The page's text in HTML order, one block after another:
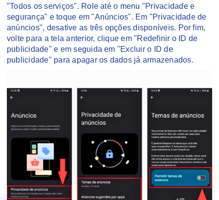
"Todos os serviços". Role até o menu "Privacidade e
segurança" e toque em "Anúncios". Em "Privacidade de
anúncios", desative as três opções disponíveis. Por fim,
volte para a tela anterior, clique em "Redefinir o ID de
publicidade" e em seguida em "Excluir o ID de
publicidade" para apagar os dados já armazenados.